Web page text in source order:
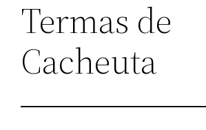
Termas de
Cacheuta